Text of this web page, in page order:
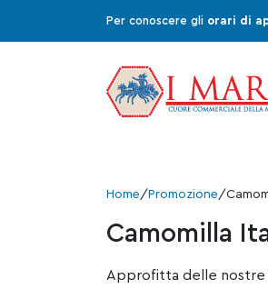
Per conoscere gli orari di
Home/ Promozione/
Camomilla
Approfitta delle nostre